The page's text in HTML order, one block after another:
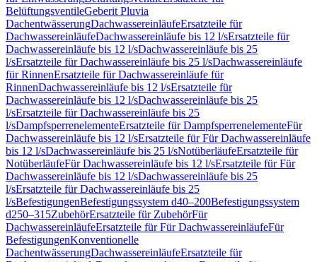
BelüftungsventileGeberit Pluvia
DachentwässerungDachwassereinläufeErsatzteile für
DachwassereinläufeDachwassereinläufe bis 12 l/sErsatzteile für
Dachwassereinläufe bis 12 l/sDachwassereinläufe bis 25
l/sErsatzteile für Dachwassereinläufe bis 25 l/sDachwassereinläufe
für RinnenErsatzteile für Dachwassereinläufe für
RinnenDachwassereinläufe bis 12 l/sErsatzteile für
Dachwassereinläufe bis 12 l/sDachwassereinläufe bis 25
l/sErsatzteile für Dachwassereinläufe bis 25
l/sDampfsperrenelementeErsatzteile für DampfsperrenelementeFür
Dachwassereinläufe bis 12 l/sErsatzteile für Für Dachwassereinläufe
bis 12 l/sDachwassereinläufe bis 25 l/sNotüberläufeErsatzteile für
NotüberläufeFür Dachwassereinläufe bis 12 l/sErsatzteile für Für
Dachwassereinläufe bis 12 l/sDachwassereinläufe bis 25
l/sErsatzteile für Dachwassereinläufe bis 25
l/sBefestigungenBefestigungssystem d40–200Befestigungssystem
d250–315ZubehörErsatzteile für ZubehörFür
DachwassereinläufeErsatzteile für Für DachwassereinläufeFür
BefestigungenKonventionelle
DachentwässerungDachwassereinläufeErsatzteile für